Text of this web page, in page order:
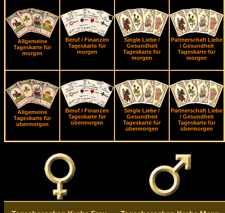
Allgemeine
Tageskarte für
morgen
Beruf / Finanzen
Tageskarte für
morgen
Single Liebe /
Gesundheit
Tageskarte für
morgen
Partnerschaft Liebe
/ Gesundheit
Tageskarte für
morgen
Allgemeine
Tageskarte für
übermorgen
Beruf / Finanzen
Tageskarte für
übermorgen
Single Liebe /
Gesundheit
Tageskarte für
übermorgen
Partnerschaft Liebe
/ Gesundheit
Tageskarte für
übermorgen